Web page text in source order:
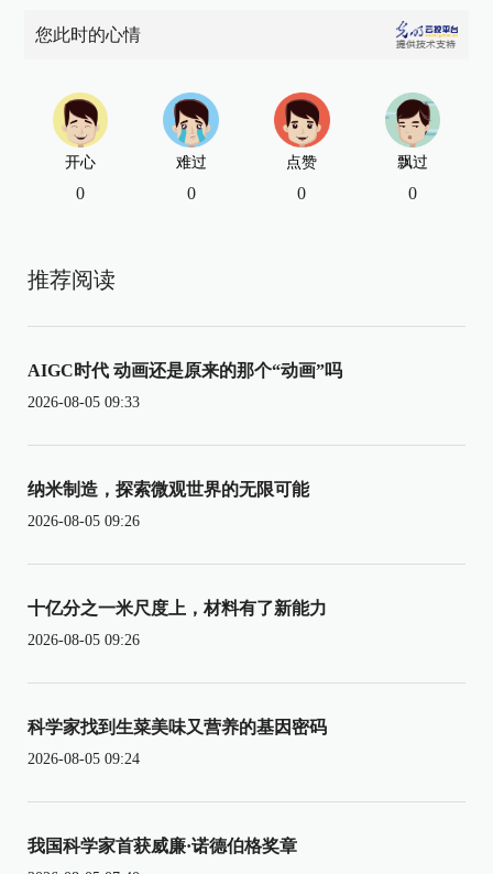
您此时的心情
开心
0
难过
0
点赞
0
飘过
0
推荐阅读
AIGC时代 动画还是原来的那个“动画”吗
2026-08-05 09:33
纳米制造，探索微观世界的无限可能
2026-08-05 09:26
十亿分之一米尺度上，材料有了新能力
2026-08-05 09:26
科学家找到生菜美味又营养的基因密码
2026-08-05 09:24
我国科学家首获威廉·诺德伯格奖章